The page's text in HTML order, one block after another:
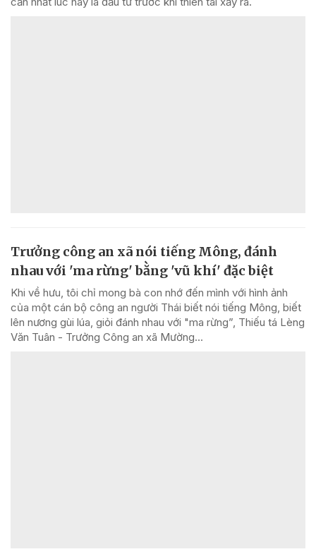
Trưởng công an xã nói tiếng Mông, đánh
nhau với 'ma rừng' bằng 'vũ khí' đặc biệt
Khi về hưu, tôi chỉ mong bà con nhớ đến mình với hình ảnh
của một cán bộ công an người Thái biết nói tiếng Mông, biết
lên nương gùi lúa, giỏi đánh nhau với "ma rừng”, Thiếu tá Lèng
Văn Tuân - Trưởng Công an xã Mường...